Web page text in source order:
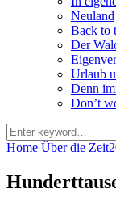
Neuland
Back to
Der
Urlaub
Denn
Don’t
Search
for:
Home Über die Zeit